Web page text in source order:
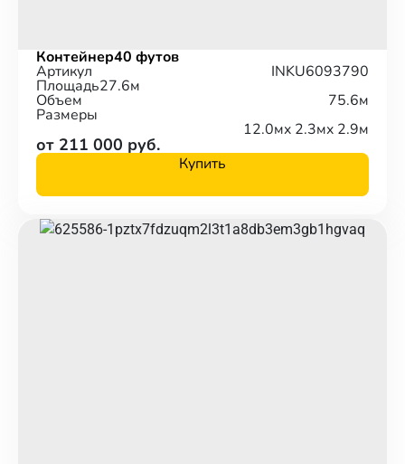
Контейнер40 футов
Артикул INKU6093790
Площадь27.6м
Объем 75.6м
Размеры
12.0мx 2.3мx 2.9м
от 211 000 руб.
Купить